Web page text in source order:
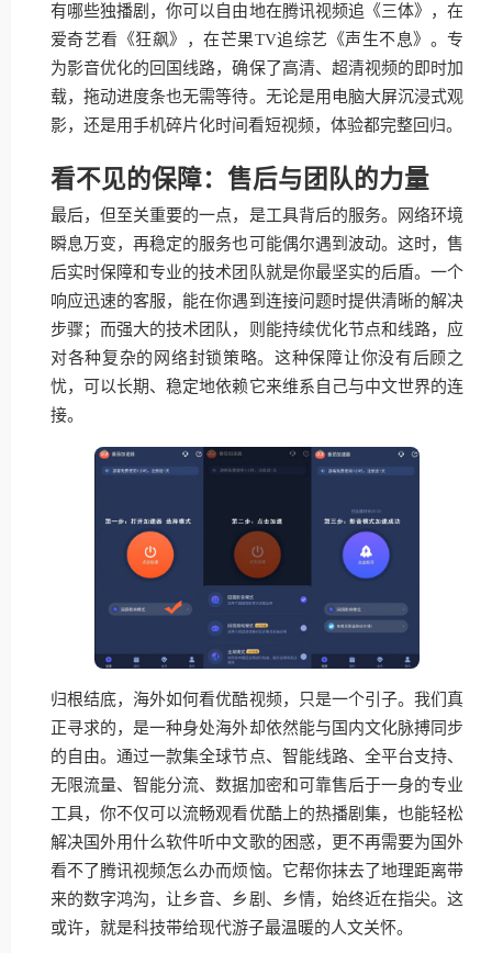
有哪些独播剧，你可以自由地在腾讯视频追《三体》，在
爱奇艺看《狂飙》，在芒果TV追综艺《声生不息》。专
为影音优化的回国线路，确保了高清、超清视频的即时加
载，拖动进度条也无需等待。无论是用电脑大屏沉浸式观
影，还是用手机碎片化时间看短视频，体验都完整回归。
看不见的保障：售后与团队的力量
最后，但至关重要的一点，是工具背后的服务。网络环境
瞬息万变，再稳定的服务也可能偶尔遇到波动。这时，售
后实时保障和专业的技术团队就是你最坚实的后盾。一个
响应迅速的客服，能在你遇到连接问题时提供清晰的解决
步骤；而强大的技术团队，则能持续优化节点和线路，应
对各种复杂的网络封锁策略。这种保障让你没有后顾之
忧，可以长期、稳定地依赖它来维系自己与中文世界的连
接。
归根结底，海外如何看优酷视频，只是一个引子。我们真
正寻求的，是一种身处海外却依然能与国内文化脉搏同步
的自由。通过一款集全球节点、智能线路、全平台支持、
无限流量、智能分流、数据加密和可靠售后于一身的专业
工具，你不仅可以流畅观看优酷上的热播剧集，也能轻松
解决国外用什么软件听中文歌的困惑，更不再需要为国外
看不了腾讯视频怎么办而烦恼。它帮你抹去了地理距离带
来的数字鸿沟，让乡音、乡剧、乡情，始终近在指尖。这
或许，就是科技带给现代游子最温暖的人文关怀。